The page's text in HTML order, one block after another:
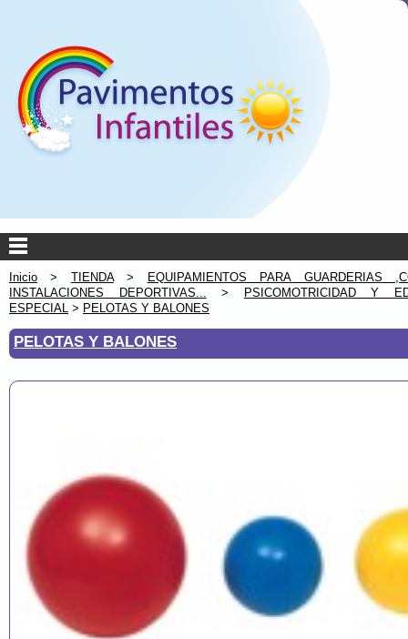
Inicio > TIENDA>
EQUIPAMIENTOS PARA GUARDERIAS
INSTALACIONES DEPORTIVAS... >
PSICOMOTRICIDAD Y
ESPECIAL > PELOTAS Y BALONES
PELOTAS Y BALONES